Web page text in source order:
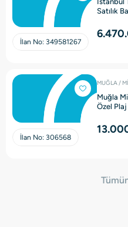
İlan No: 349581267
Satılık
İlan No: 306568
MUĞLA /
Muğla
Özel Plaj